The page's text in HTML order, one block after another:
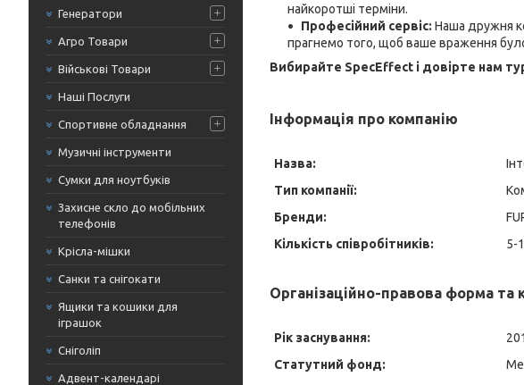
Генератори
Агро Товари
Військові Товари
Наші Послуги
Спортивне обладнання
Музичні інструменти
Сумки для ноутбуків
Захисне скло до мобільних
телефонів
Крісла-мішки
Санки та снігокати
Ящики та кошики для
іграшок
Сніголіп
Адвент-календарі
найкоротші терміни.
Професійний сервіс: Наша дружня
прагнемо того, щоб ваше враження
Вибирайте SpecEffect і довірте нам
Інформація про компанію
Назва:
Тип компанії:
Бренди:
Кількість співробітників:
5-
Організаційно-правова форма та
Рік заснування:
Статутний фонд: